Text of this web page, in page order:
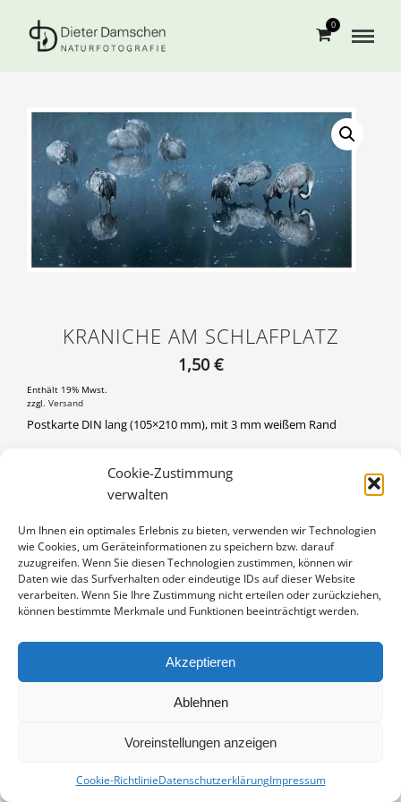
Cookie-Zustimmung
verwalten
Um Ihnen ein optimales Erlebnis zu bieten, verwenden wir Technologien
wie Cookies, um Geräteinformationen zu speichern bzw. darauf
zuzugreifen. Wenn Sie diesen Technologien zustimmen, können wir
Daten wie das Surfverhalten oder eindeutige IDs auf dieser Website
verarbeiten. Wenn Sie Ihre Zustimmung nicht erteilen oder zurückziehen,
können bestimmte Merkmale und Funktionen beeinträchtigt werden.
Akzeptieren
Ablehnen
Voreinstellungen anzeigen
Cookie-RichtlinieDatenschutzerklärungImpressum
0
KRANICHE AM SCHLAFPLATZ
1,50 €
Enthält 19% Mwst.
zzgl. Versand
Postkarte DIN lang (105×210 mm), mit 3 mm weißem Rand
IN DEN WARENKORB
Kategorie:Postkarten DIN lang
Kontakt Impressum
© Copyright Dieter Damschen 2024